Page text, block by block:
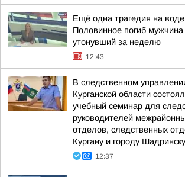
Ещё одна трагедия на
Половинное погиб
утонувший за неделю
12:43
В следственном
Курганской области
учебный семинар для
руководителей
отделов, следственных
Кургану и городу
12:37